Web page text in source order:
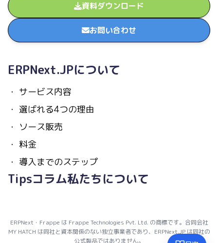
資料ダウンロード
お問い合わせ
ERPNext.JPについて
・ サービス内容
・ 選ばれる4つの理由
・ ソース販売
・ 料金
・ 導入までのステップ
Tipsコラム私たちについて
ERPNext・Frappe は Frappe Technologies Pvt. Ltd. の商標です。合同会社
MY HATCH は同社と資本関係のない独立事業者であり、ERPNext.JP は同社の
公式製品ではありません。